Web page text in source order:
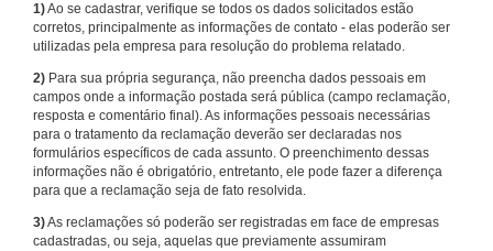
1)Ao se cadastrar, verifique se todos os dados solicitados estão
corretos, principalmente as informações de contato - elas poderão ser
utilizadas pela empresa para resolução do problema relatado.
2) Para sua própria segurança, não preencha dados pessoais em
campos onde a informação postada será pública (campo reclamação,
resposta e comentário final). As informações pessoais necessárias
para o tratamento da reclamação deverão ser declaradas nos
formulários específicos de cada assunto. O preenchimento dessas
informações não é obrigatório, entretanto, ele pode fazer a diferença
para que a reclamação seja de fato resolvida.
3)As reclamações só poderão ser registradas em face de empresas
cadastradas, ou seja, aquelas que previamente assumiram